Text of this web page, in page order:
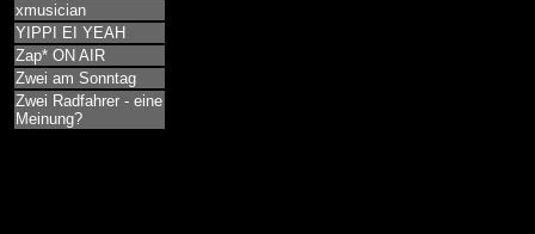
xmusician
YIPPI EI YEAH
Zap* ON AIR
Zwei am Sonntag
Zwei Radfahrer - eine
Meinung?